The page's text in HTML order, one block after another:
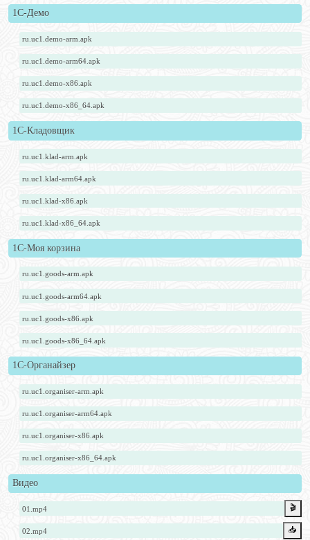
1С-Демо
ru.uc1.demo-arm.apk
ru.uc1.demo-arm64.apk
ru.uc1.demo-x86.apk
ru.uc1.demo-x86_64.apk
1С-Кладовщик
ru.uc1.klad-arm.apk
ru.uc1.klad-arm64.apk
ru.uc1.klad-x86.apk
ru.uc1.klad-x86_64.apk
1С-Моя корзина
ru.uc1.goods-arm.apk
ru.uc1.goods-arm64.apk
ru.uc1.goods-x86.apk
ru.uc1.goods-x86_64.apk
1С-Органайзер
ru.uc1.organiser-arm.apk
ru.uc1.organiser-arm64.apk
ru.uc1.organiser-x86.apk
ru.uc1.organiser-x86_64.apk
Видео
01.mp4 🎬
02.mp4 📥️